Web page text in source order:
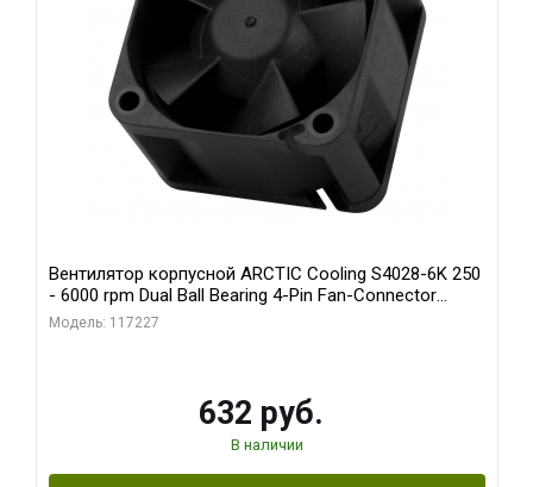
Вентилятор корпусной ARCTIC Cooling S4028-6K 250
- 6000 rpm Dual Ball Bearing 4-Pin Fan-Connector
(ACFAN00185A)
Модель: 117227
632 руб.
В наличии